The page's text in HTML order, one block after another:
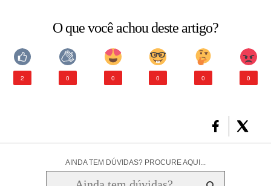
O que você achou deste artigo?
2 0 0 0 0 0
AINDA TEM DÚVIDAS? PROCURE AQUI...